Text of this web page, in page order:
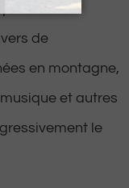
de
en montagne,
et autres
le